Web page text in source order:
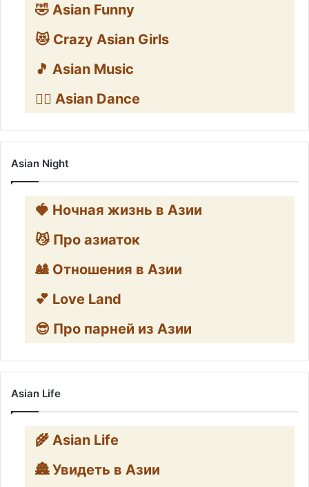
🤣 Asian Funny
😻 Crazy Asian Girls
🎵 Asian Music
👯‍♀️ Asian Dance
Asian Night
🍓 Ночная жизнь в Азии
😼 Про азиаток
🎎 Отношения в Азии
💕 Love Land
😎 Про парней из Азии
Asian Life
🌾 Asian Life
🏯 Увидеть в Азии